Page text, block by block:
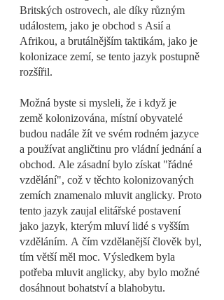
Britských ostrovech, ale díky různým
událostem, jako je obchod s Asií a
Afrikou, a brutálnějším taktikám, jako je
kolonizace zemí, se tento jazyk postupně
rozšířil.
Možná byste si mysleli, že i když je
země kolonizována, místní obyvatelé
budou nadále žít ve svém rodném jazyce
a používat angličtinu pro vládní jednání a
obchod. Ale zásadní bylo získat "řádné
vzdělání", což v těchto kolonizovaných
zemích znamenalo mluvit anglicky. Proto
tento jazyk zaujal elitářské postavení
jako jazyk, kterým mluví lidé s vyšším
vzděláním. A čím vzdělanější člověk byl,
tím větší měl moc. Výsledkem byla
potřeba mluvit anglicky, aby bylo možné
dosáhnout bohatství a blahobytu.